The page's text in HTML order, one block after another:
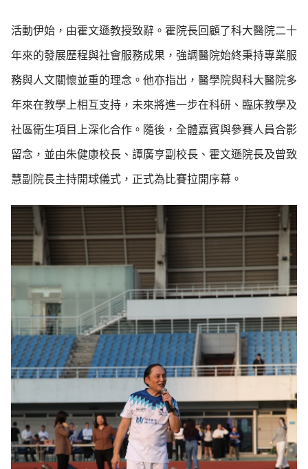
活動伊始，由霍文遜教授致辭。霍院長回顧了科大醫院二十
年來的發展歷程與社會服務成果，強調醫院始終秉持專業服
務與人文關懷並重的理念。他亦指出，醫學院與科大醫院多
年來在教學上相互支持，未來將進一步在科研、臨床教學及
社區衛生項目上深化合作。隨後，全體嘉賓與參賽人員合影
留念，並由朱健康校長、譚廣亨副校長、霍文遜院長及曾致
慧副院長主持開球儀式，正式為比賽拉開序幕。